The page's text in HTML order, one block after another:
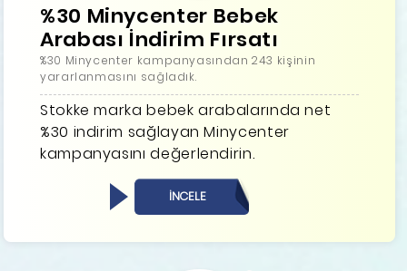
%30 Minycenter Bebek
Arabası İndirim Fırsatı
%30 Minycenter kampanyasından 243 kişinin
yararlanmasını sağladık.
Stokke marka bebek arabalarında net
%30 indirim sağlayan Minycenter
kampanyasını değerlendirin.
İNCELE